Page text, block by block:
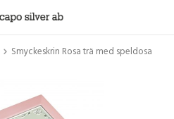
Smyckeskrin Rosa trä med speldosa